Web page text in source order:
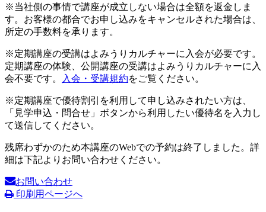
※当社側の事情で講座が成立しない場合は全額を返金しま
す。お客様の都合でお申し込みをキャンセルされた場合は、
所定の手数料を承ります。
※定期講座の受講はよみうりカルチャーに入会が必要です。
定期講座の体験、公開講座の受講はよみうりカルチャーに入
会不要です。
入会・受講規約をご覧ください。
※定期講座で優待割引を利用して申し込みされたい方は、
「見学申込・問合せ」ボタンから利用したい優待名を入力し
て送信してください。
残席わずかのため本講座のWebでの予約は終了しました。詳
細は下記よりお問い合わせください。
お問い合わせ
印刷用ページへ